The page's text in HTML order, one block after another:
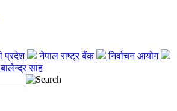
प्रदेश नेपाल राष्ट्र बैंक
निर्वाचन आयोग
बालेन्द्र साह